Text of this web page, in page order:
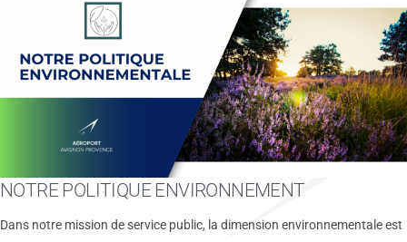
NOTRE POLITIQUE ENVIRONNEMENT
Dans notre mission de service public, la dimension environnementale est